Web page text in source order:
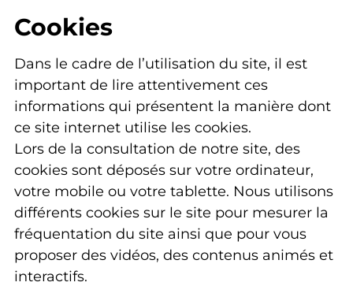
Cookies
Dans le cadre de l’utilisation du site, il est
important de lire attentivement ces
informations qui présentent la manière dont
ce site internet utilise les cookies.
Lors de la consultation de notre site, des
cookies sont déposés sur votre ordinateur,
votre mobile ou votre tablette. Nous utilisons
différents cookies sur le site pour mesurer la
fréquentation du site ainsi que pour vous
proposer des vidéos, des contenus animés et
interactifs.